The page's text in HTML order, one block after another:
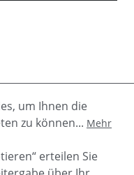
Rino & Pelle ist
an den Ärmeln.
um Ihnen die
zu können... Mehr
erteilen Sie